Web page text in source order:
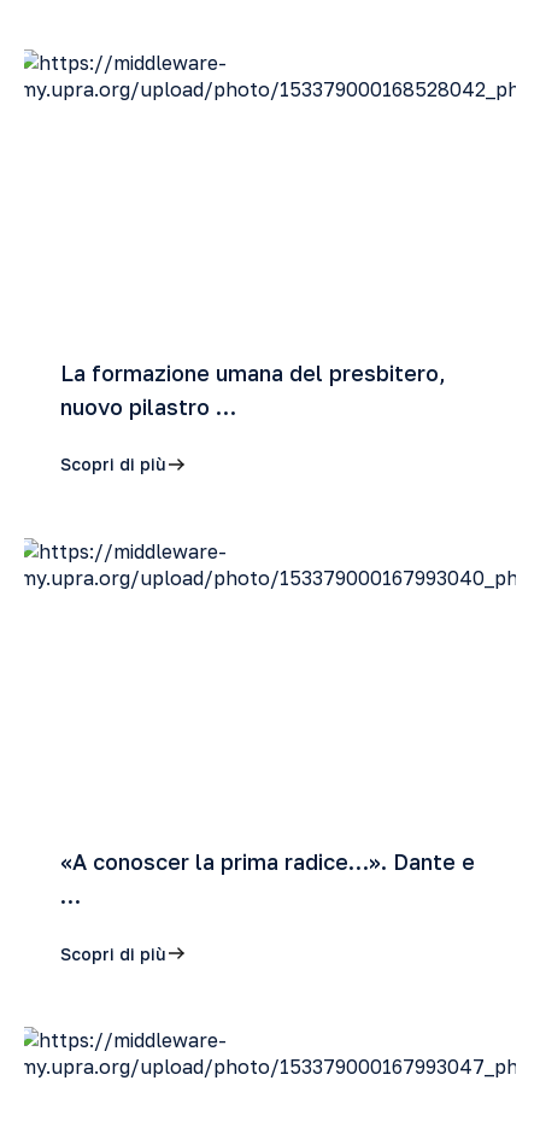
La formazione umana del presbitero,
nuovo pilastro …
Scopri di più
«A conoscer la prima radice…». Dante e
…
Scopri di più